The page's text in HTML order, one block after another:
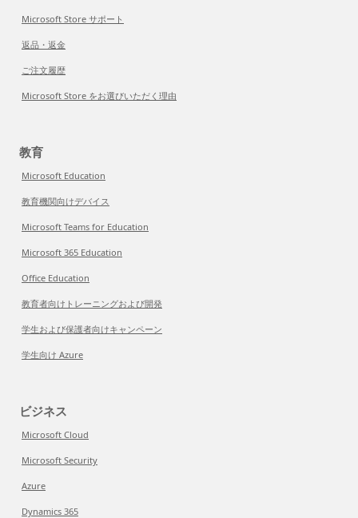
Microsoft Store サポート
返品・返金
ご注文履歴
Microsoft Store をお選びいただく理由
教育
Microsoft Education
教育機関向けデバイス
Microsoft Teams for Education
Microsoft 365 Education
Office Education
教育者向けトレーニングおよび開発
学生および保護者向けキャンペーン
学生向け Azure
ビジネス
Microsoft Cloud
Microsoft Security
Azure
Dynamics 365